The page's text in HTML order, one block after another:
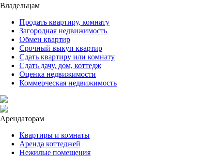
Владельцам
Продать квартиру, комнату
Загородная недвижимость
Обмен квартир
Срочный выкуп квартир
Сдать квартиру или комнату
Сдать дачу, дом, коттедж
Оценка недвижимости
Коммерческая недвижимость
Арендаторам
Квартиры и комнаты
Аренда коттеджей
Нежилые помещения